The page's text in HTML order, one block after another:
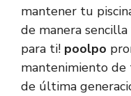
mantener tu
de manera sencilla
para ti! poolpo
mantenimiento de
de última